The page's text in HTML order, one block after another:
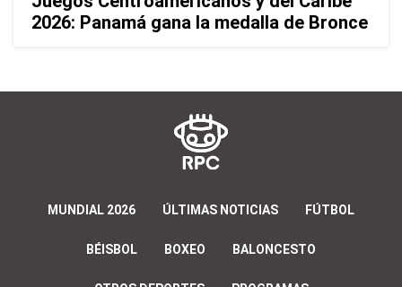
2026: Panamá gana la medalla de Bronce
MUNDIAL 2026 ÚLTIMAS NOTICIAS FÚTBOL
BÉISBOL BOXEO BALONCESTO